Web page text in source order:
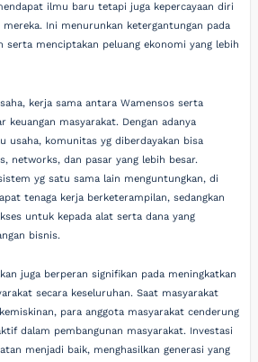
ilmu baru tetapi juga kepercayaan diri
Ini menurunkan ketergantungan pada
serta menciptakan peluang ekonomi yang lebih
kerja sama antara Wamensos serta
keuangan masyarakat. Dengan adanya
usaha, komunitas yg diberdayakan bisa
networks, dan pasar yang lebih besar.
yg satu sama lain menguntungkan, di
tenaga kerja berketerampilan, sedangkan
untuk kepada alat serta dana yang
bisnis.
juga berperan signifikan pada meningkatkan
secara keseluruhan. Saat masyarakat
para anggota masyarakat cenderung
dalam pembangunan masyarakat. Investasi
menjadi baik, menghasilkan generasi yang